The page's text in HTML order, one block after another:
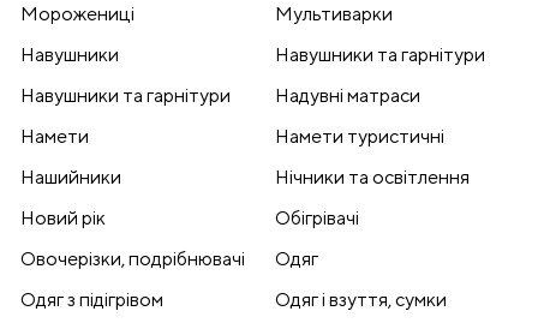
Морожениці
Мультиварки
Навушники
Навушники та гарнітури
Навушники та гарнітури
Надувні матраси
Намети
Намети туристичні
Нашийники
Нічники та освітлення
Новий рік
Обігрівачі
Овочерізки, подрібнювачі
Одяг
Одяг з підігрівом
Одяг і взуття, сумки